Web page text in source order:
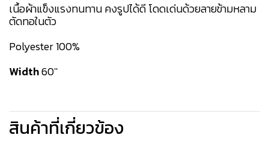
เนื้อผ้าแข็งแรงทนทาน คงรูปได้ดี โดดเด่นด้วยลายข้ามหลาม
ตัดทอในตัว
Polyester 100%
Width60''
สินค้าที่เกี่ยวข้อง